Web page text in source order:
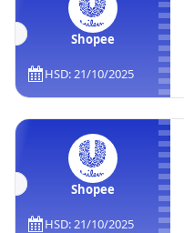
Shopee
HSD: 21/10/2025
Shopee
HSD: 21/10/2025